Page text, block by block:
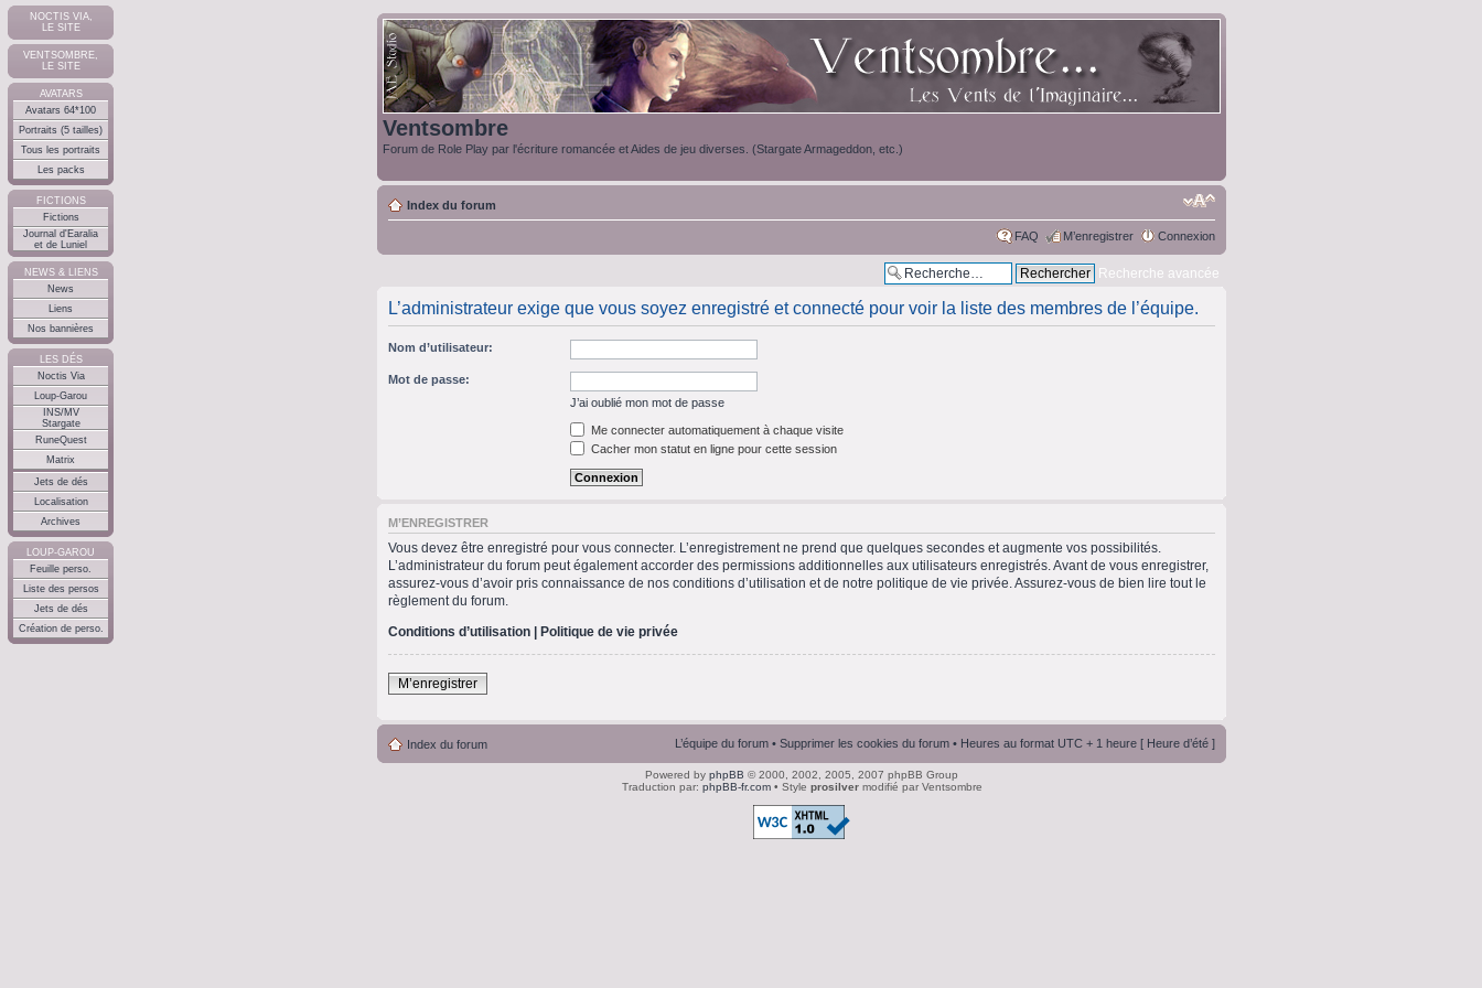
NOCTIS VIA,
LE SITE
VENTSOMBRE,
LE SITE
AVATARS
Avatars 64*100
Portraits (5 tailles)
Tous les portraits
Les packs
FICTIONS
Fictions
Journal d'Earalia
et de Luniel
NEWS & LIENS
News
Liens
Nos bannières
LES DÉS
Noctis Via
Loup-Garou
INS/MV
Stargate
RuneQuest
Matrix
Jets de dés
Localisation
Archives
LOUP-GAROU
Feuille perso.
Liste des persos
Jets de dés
Création de perso.
Ventsombre
Forum de Role Play par l'écriture romancée et Aides de jeu diverses. (Stargate Armageddon, etc.)
Index du forum
FAQ M’enregistrer Connexion
Recherche avancée
L’administrateur exige que vous soyez enregistré et connecté pour voir la liste des membres de l’équipe.
Nom d’utilisateur:
Mot de passe:
J’ai oublié mon mot de passe
Me connecter automatiquement à chaque visite
Cacher mon statut en ligne pour cette session
M’ENREGISTRER
Vous devez être enregistré pour vous connecter. L’enregistrement ne prend que quelques secondes et augmente vos possibilités.
L’administrateur du forum peut également accorder des permissions additionnelles aux utilisateurs enregistrés. Avant de vous enregistrer,
assurez-vous d’avoir pris connaissance de nos conditions d’utilisation et de notre politique de vie privée. Assurez-vous de bien lire tout le
règlement du forum.
Conditions d’utilisation
Politique de vie privée
M’enregistrer
Index du forum L’équipe du forum • Supprimer les cookies du forum • Heures au format UTC + 1 heure [ Heure d’été ]
Powered by phpBB © 2000, 2002, 2005, 2007 phpBB Group
Traduction par: phpBB-fr.com• Style prosilvermodifié par Ventsombre